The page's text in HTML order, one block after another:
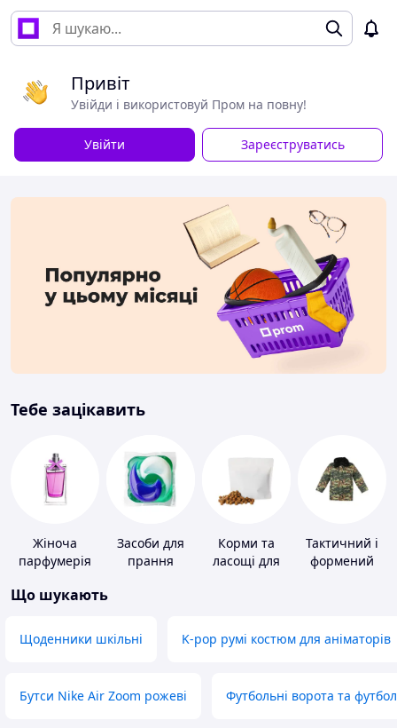
Привіт
Увійди і використовуй Пром на повну!
Увійти Зареєструватись
Тебе зацікавить
Жіноча
парфумерія
Засоби для
прання
Корми та
ласощі для
Тактичний і
формений
Що шукають
Щоденники шкільні K-pop румі костюм для аніматорів
Бутси Nike Air Zoom рожеві Футбольні ворота та